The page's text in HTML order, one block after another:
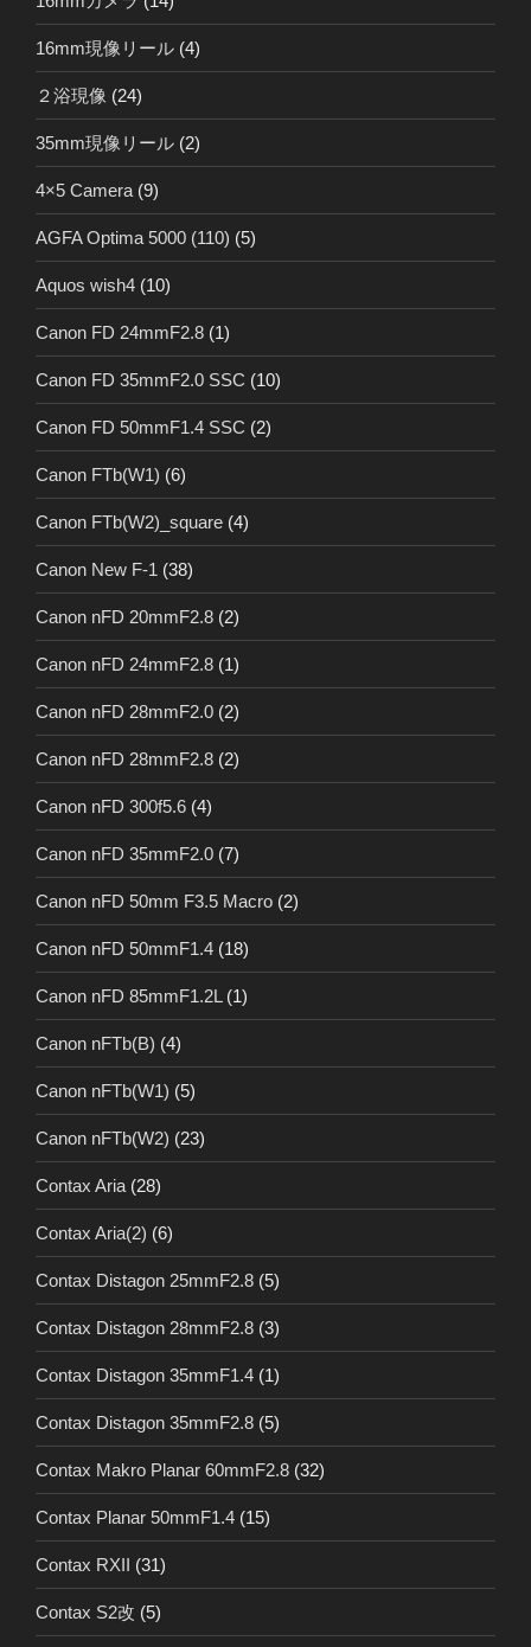
16mm現像リール (4)
２浴現像 (24)
35mm現像リール (2)
4×5 Camera (9)
AGFA Optima 5000 (110) (5)
Aquos wish4 (10)
Canon FD 24mmF2.8 (1)
Canon FD 35mmF2.0 SSC (10)
Canon FD 50mmF1.4 SSC (2)
Canon FTb(W1) (6)
Canon FTb(W2)_square (4)
Canon New F-1 (38)
Canon nFD 20mmF2.8 (2)
Canon nFD 24mmF2.8 (1)
Canon nFD 28mmF2.0 (2)
Canon nFD 28mmF2.8 (2)
Canon nFD 300f5.6 (4)
Canon nFD 35mmF2.0 (7)
Canon nFD 50mm F3.5 Macro (2)
Canon nFD 50mmF1.4 (18)
Canon nFD 85mmF1.2L (1)
Canon nFTb(B) (4)
Canon nFTb(W1) (5)
Canon nFTb(W2) (23)
Contax Aria (28)
Contax Aria(2) (6)
Contax Distagon 25mmF2.8 (5)
Contax Distagon 28mmF2.8 (3)
Contax Distagon 35mmF1.4 (1)
Contax Distagon 35mmF2.8 (5)
Contax Makro Planar 60mmF2.8 (32)
Contax Planar 50mmF1.4 (15)
Contax RXII (31)
Contax S2改 (5)